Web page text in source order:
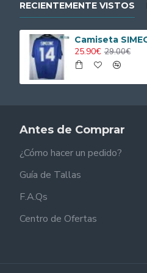
RECIENTEMENTE VISTOS
25.90€ 29.00€
Antes de Comprar
¿Cómo hacer un pedido?
Guía de Tallas
F.A.Qs
Centro de Ofertas